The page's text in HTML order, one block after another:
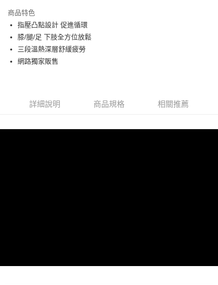
Google Pay
運送方式
宅配
商品特色
指壓凸點設計 促進循環
膝/腿/足 下肢全方位放鬆
三段溫熱深層舒緩疲勞
網路獨家販售
詳細說明 商品規格 相關推薦